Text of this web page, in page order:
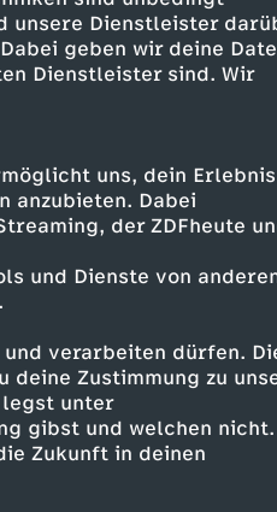
unsere Dienstleister
geben wir deine
Dienstleister sind. Wir
uns, dein
anzubieten. Dabei
der ZDFheute
und Dienste von
verarbeiten dürfen.
Zustimmung zu
unter
gibst und welchen nicht.
Zukunft in deinen
Immobilieninvestor
Wolf
er sich dem